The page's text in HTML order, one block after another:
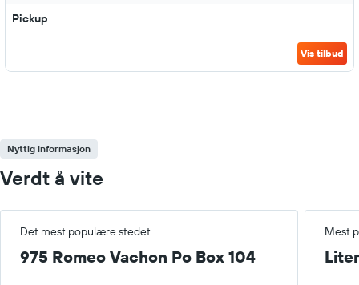
Pickup
Vis tilbud
Nyttig informasjon
Verdt å vite
Det mest populære stedet Mest
975 Romeo Vachon Po Box 104